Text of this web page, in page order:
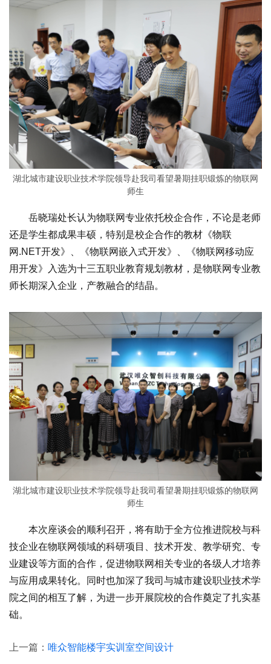
湖北城市建设职业技术学院领导赴我司看望暑期挂职锻炼的物联网
师生
岳晓瑞处长认为物联网专业依托校企合作，不论是老师
还是学生都成果丰硕，特别是校企合作的教材《物联
网.NET开发》、《物联网嵌入式开发》、《物联网移动应
用开发》入选为十三五职业教育规划教材，是物联网专业教
师长期深入企业，产教融合的结晶。
湖北城市建设职业技术学院领导赴我司看望暑期挂职锻炼的物联网
师生
本次座谈会的顺利召开，将有助于全方位推进院校与科
技企业在物联网领域的科研项目、技术开发、教学研究、专
业建设等方面的合作，促进物联网相关专业的各级人才培养
与应用成果转化。同时也加深了我司与城市建设职业技术学
院之间的相互了解，为进一步开展院校的合作奠定了扎实基
础。
上一篇： 唯众智能楼宇实训室空间设计